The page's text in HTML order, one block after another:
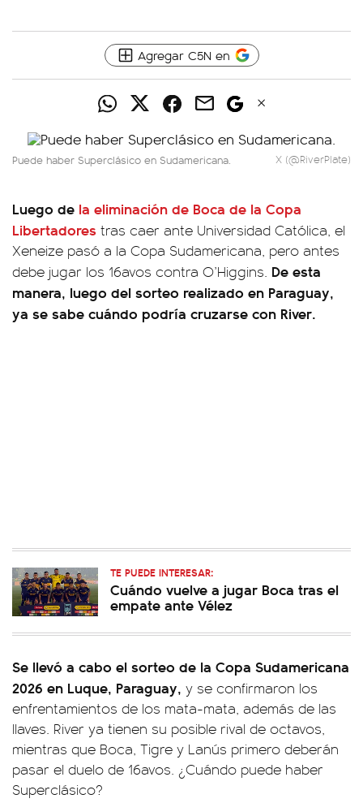
Agregar C5N en
Puede haber Superclásico en Sudamericana. X (@RiverPlate)
Luego de la eliminación de Boca de la Copa
Libertadores tras caer ante Universidad Católica, el
Xeneize pasó a la Copa Sudamericana, pero antes
debe jugar los 16avos contra O’Higgins. De esta
manera, luego del sorteo realizado en Paraguay,
ya se sabe cuándo podría cruzarse con River.
TE PUEDE INTERESAR:
Cuándo vuelve a jugar Boca tras el
empate ante Vélez
Se llevó a cabo el sorteo de la Copa Sudamericana
2026 en Luque, Paraguay, y se confirmaron los
enfrentamientos de los mata-mata, además de las
llaves. River ya tienen su posible rival de octavos,
mientras que Boca, Tigre y Lanús primero deberán
pasar el duelo de 16avos. ¿Cuándo puede haber
Superclásico?